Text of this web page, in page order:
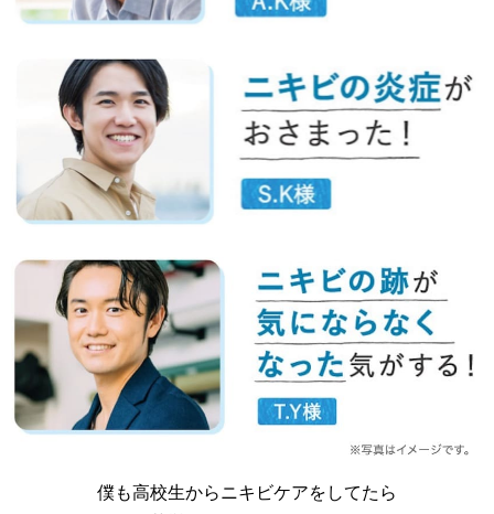
僕も高校生からニキビケアをしてたら